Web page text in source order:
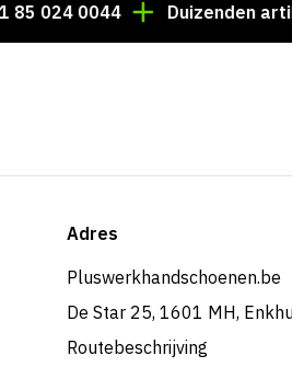
0044 Duizenden
Adres
Pluswerkhandschoenen.be
De Star 25, 1601 MH,
Routebeschrijving